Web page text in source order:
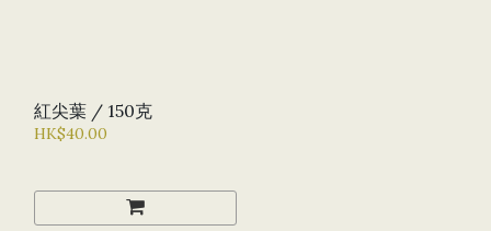
紅尖葉 / 150克
HK$40.00